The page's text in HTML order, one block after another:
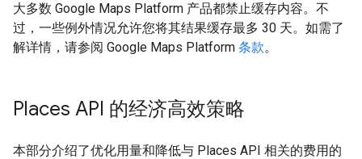
大多数 Google Maps Platform 产品都禁止缓存内容。不
过，一些例外情况允许您将其结果缓存最多 30 天。如需了
解详情，请参阅 Google Maps Platform 条款。
Places API 的经济高效策略
本部分介绍了优化用量和降低与 Places API 相关的费用的